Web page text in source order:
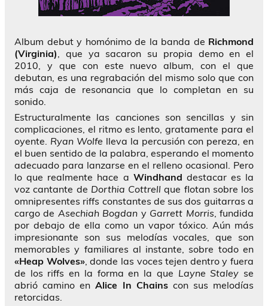
Album debut y homónimo de la banda de Richmond
(Virginia) , que ya sacaron su propia demo en el
2010, y que con este nuevo album, con el que
debutan, es una regrabación del mismo solo que con
más caja de resonancia que lo completan en su
sonido.
Estructuralmente las canciones son sencillas y sin
complicaciones, el ritmo es lento, gratamente para el
oyente. Ryan Wolfe lleva la percusión con pereza, en
el buen sentido de la palabra, esperando el momento
adecuado para lanzarse en el relleno ocasional. Pero
lo que realmente hace a Windhand destacar es la
voz cantante de Dorthia Cottrell que flotan sobre los
omnipresentes riffs constantes de sus dos guitarras a
cargo de Asechiah Bogdan y Garrett Morris, fundida
por debajo de ella como un vapor tóxico. Aún más
impresionante son sus melodías vocales, que son
memorables y familiares al instante, sobre todo en
«Heap Wolves», donde las voces tejen dentro y fuera
de los riffs en la forma en la que Layne Staley se
abrió camino enAlice In Chainscon sus melodías
retorcidas.